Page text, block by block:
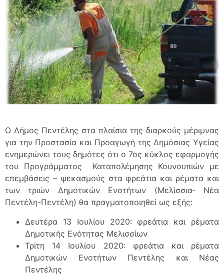
Ο Δήμος Πεντέλης στα πλαίσια της διαρκούς μέριμνας
για την Προστασία και Προαγωγή της Δημόσιας Υγείας
ενημερώνει τους δημότες ότι ο 7ος κύκλος εφαρμογής
του Προγράμματος Καταπολέμησης Κουνουπιών με
επεμβάσεις – ψεκασμούς στα φρεάτια και ρέματα και
των τριών Δημοτικών Ενοτήτων (Μελίσσια- Νέα
Πεντέλη-Πεντέλη) θα πραγματοποιηθεί ως εξής:
Δευτέρα 13 Ιουλίου 2020: φρεάτια και ρέματα
Δημοτικής Ενότητας Μελισσίων
Τρίτη 14 Ιουλίου 2020: φρεάτια και ρέματα
Δημοτικών Ενοτήτων Πεντέλης και Νέας
Πεντέλης